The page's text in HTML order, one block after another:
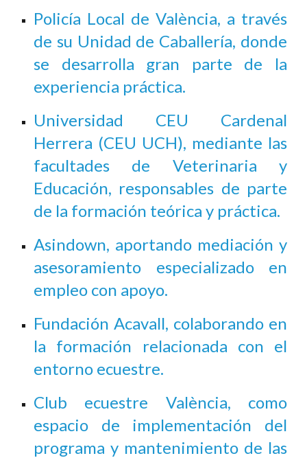
Policía Local de València, a través
de su Unidad de Caballería, donde
se desarrolla gran parte de la
experiencia práctica.
Universidad CEU Cardenal
Herrera (CEU UCH), mediante las
facultades de Veterinaria y
Educación, responsables de parte
de la formación teórica y práctica.
Asindown, aportando mediación y
asesoramiento especializado en
empleo con apoyo.
Fundación Acavall, colaborando en
la formación relacionada con el
entorno ecuestre.
Club ecuestre València, como
espacio de implementación del
programa y mantenimiento de las